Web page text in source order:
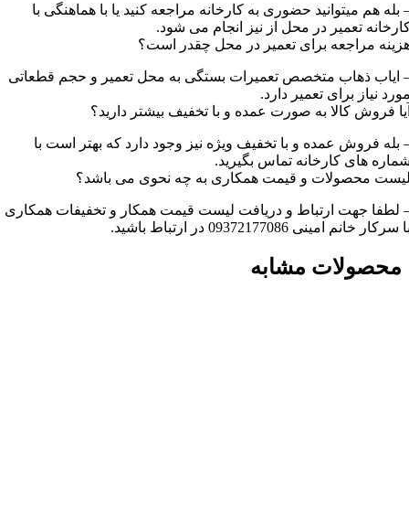
بله هم میتوانید حضوری به کارخانه مراجعه کنید یا با هماهنگی با
تعمیر در محل از نیز انجام می شود.
مراجعه برای تعمیر در محل چقدر است؟
ایاب ذهاب متخصص تعمیرات بستگی به محل تعمیر و حجم قطعاتی
نیاز برای تعمیر دارد.
فروش کالا به صورت عمده و با تخفیف بیشتر دارید؟
بله فروش عمده و با تخفیف ویژه نیز وجود دارد که بهتر است با
های کارخانه تماس بگیرید.
محصولات و قیمت همکاری به چه نحوی می باشد؟
لطفا جهت ارتباط و دریافت لیست قیمت همکار و تخفیفات همکاری
سرکار خانم امینی 09372177086 در ارتباط باشید.
محصولات مشابه